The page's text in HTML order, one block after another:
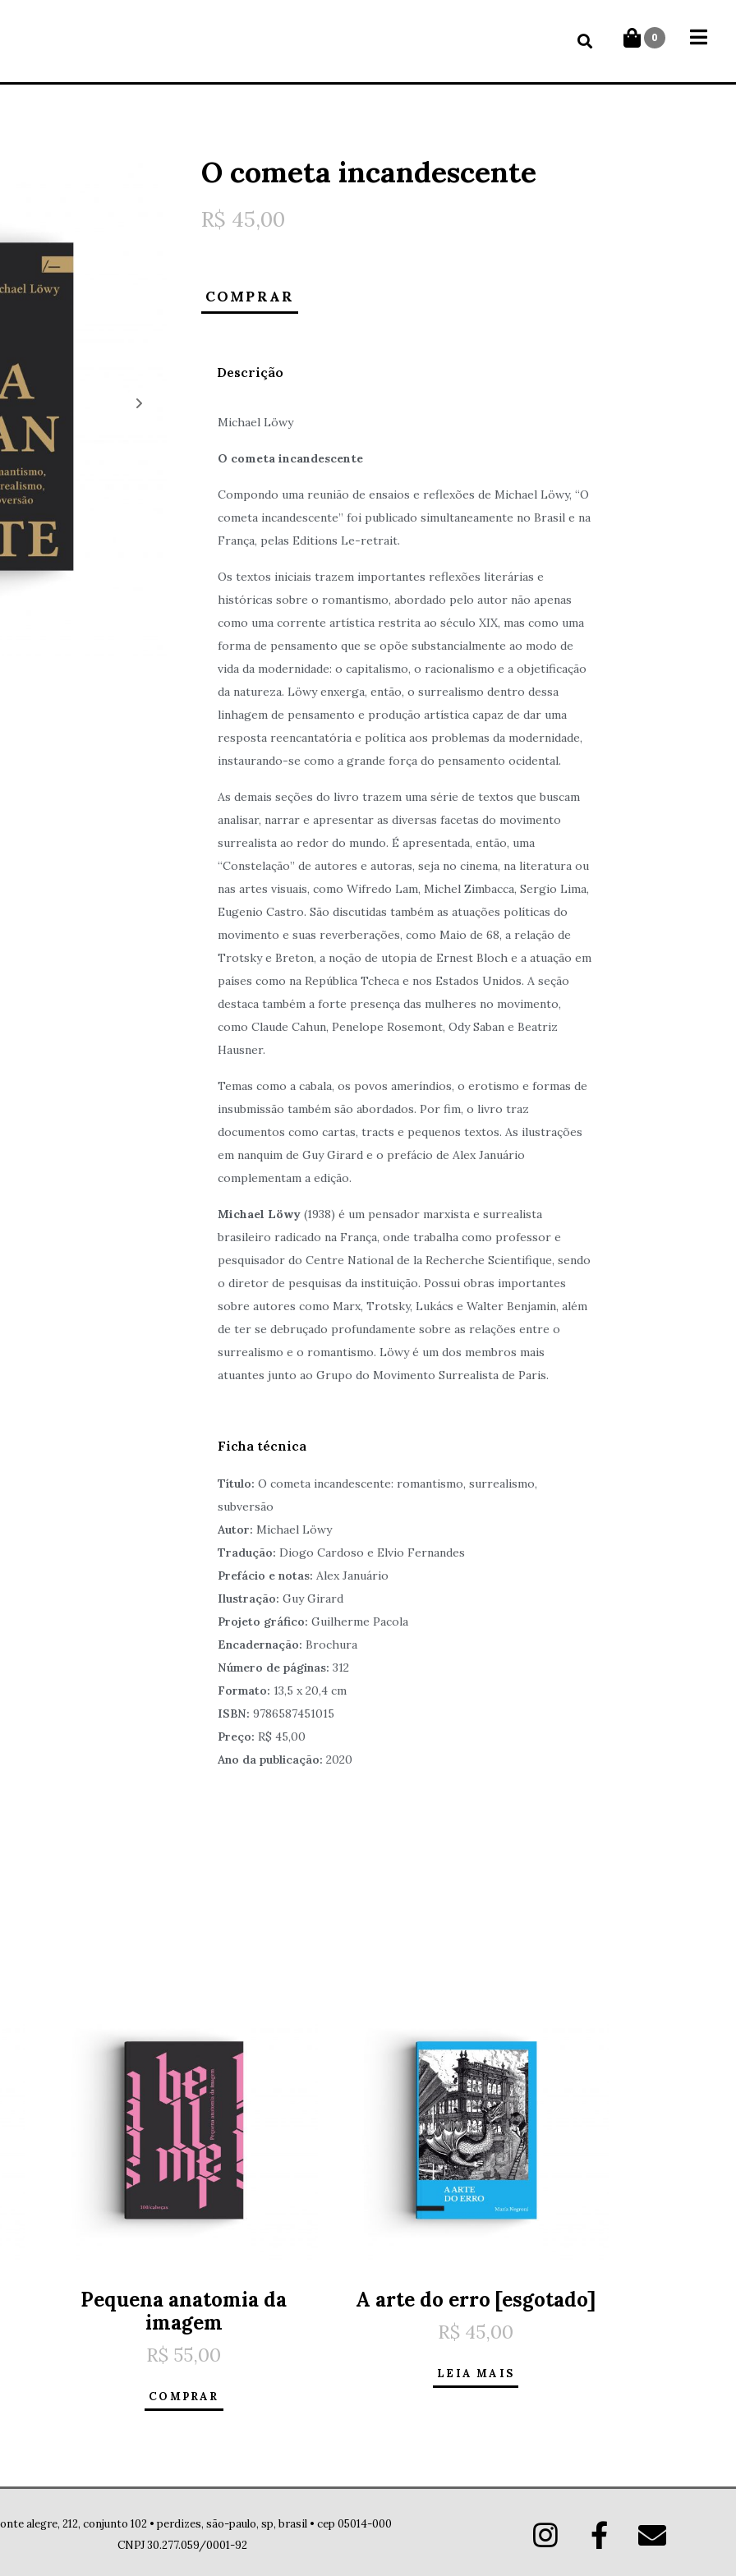
0
O cometa incandescente
R$ 45,00
COMPRAR
Descrição
Michael Löwy
O cometa incandescente
Compondo uma reunião de ensaios e reflexões de Michael Löwy, “O
cometa incandescente” foi publicado simultaneamente no Brasil e na
França, pelas Editions Le-retrait.
Os textos iniciais trazem importantes reflexões literárias e
históricas sobre o romantismo, abordado pelo autor não apenas
como uma corrente artística restrita ao século XIX, mas como uma
forma de pensamento que se opõe substancialmente ao modo de
vida da modernidade: o capitalismo, o racionalismo e a objetificação
da natureza. Löwy enxerga, então, o surrealismo dentro dessa
linhagem de pensamento e produção artística capaz de dar uma
resposta reencantatória e política aos problemas da modernidade,
instaurando-se como a grande força do pensamento ocidental.
As demais seções do livro trazem uma série de textos que buscam
analisar, narrar e apresentar as diversas facetas do movimento
surrealista ao redor do mundo. É apresentada, então, uma
“Constelação” de autores e autoras, seja no cinema, na literatura ou
nas artes visuais, como Wifredo Lam, Michel Zimbacca, Sergio Lima,
Eugenio Castro. São discutidas também as atuações políticas do
movimento e suas reverberações, como Maio de 68, a relação de
Trotsky e Breton, a noção de utopia de Ernest Bloch e a atuação em
países como na República Tcheca e nos Estados Unidos. A seção
destaca também a forte presença das mulheres no movimento,
como Claude Cahun, Penelope Rosemont, Ody Saban e Beatriz
Hausner.
Temas como a cabala, os povos ameríndios, o erotismo e formas de
insubmissão também são abordados. Por fim, o livro traz
documentos como cartas, tracts e pequenos textos. As ilustrações
em nanquim de Guy Girard e o prefácio de Alex Januário
complementam a edição.
Michael Löwy (1938) é um pensador marxista e surrealista
brasileiro radicado na França, onde trabalha como professor e
pesquisador do Centre National de la Recherche Scientifique, sendo
o diretor de pesquisas da instituição. Possui obras importantes
sobre autores como Marx, Trotsky, Lukács e Walter Benjamin, além
de ter se debruçado profundamente sobre as relações entre o
surrealismo e o romantismo. Löwy é um dos membros mais
atuantes junto ao Grupo do Movimento Surrealista de Paris.
Ficha técnica
Título: O cometa incandescente: romantismo, surrealismo,
subversão
Autor: Michael Löwy
Tradução: Diogo Cardoso e Elvio Fernandes
Prefácio e notas: Alex Januário
Ilustração: Guy Girard
Projeto gráfico: Guilherme Pacola
Encadernação: Brochura
Número de páginas: 312
Formato: 13,5 x 20,4 cm
ISBN: 9786587451015
Preço: R$ 45,00
Ano da publicação: 2020
Pequena anatomia da
imagem
R$ 55,00
COMPRAR
A arte do erro [esgotado]
R$ 45,00
LEIA MAIS
alegre, 212, conjunto 102 • perdizes, são-paulo, sp, brasil • cep 05014-000
CNPJ 30.277.059/0001-92